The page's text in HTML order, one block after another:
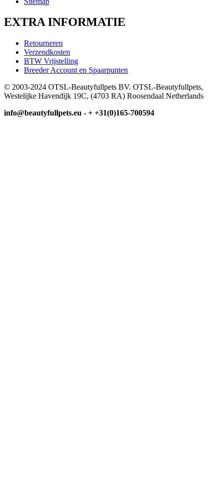
EXTRA INFORMATIE
Retourneren
Verzendkosten
BTW Vrijstelling
Breeder Account en Spaarpunten
© 2003-2024 OTSL-Beautyfullpets BV. OTSL-Beautyfullpets,
Westelijke Havendijk 19C, (4703 RA) Roosendaal Netherlands
info@beautyfullpets.eu - + +31(0)165-700594